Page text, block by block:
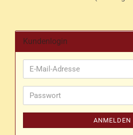
Kundenlogin
E-
Mail-
Passwort
ANMELDEN